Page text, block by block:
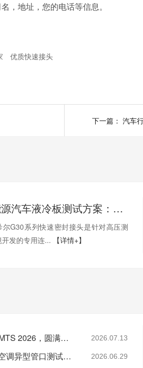
，地址，您的电话等信息。
优质快速接头
下一篇：
新能源汽车液冷板测试方案：格雷希尔G30系列快速密封连接器的应用与优势
尔G30系列快速密封接头是针对高压测
发的专用连...
【详情+】
格雷希尔携创新密封测试方案惊艳AMTS 2026，圆满收官 2026.07.13
格雷希尔G72R快速密封接头：汽车空调异型管口测试方案 2026.06.29